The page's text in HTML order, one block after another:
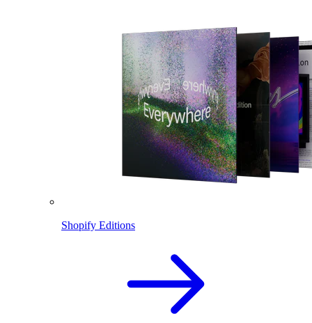
Shopify Editions